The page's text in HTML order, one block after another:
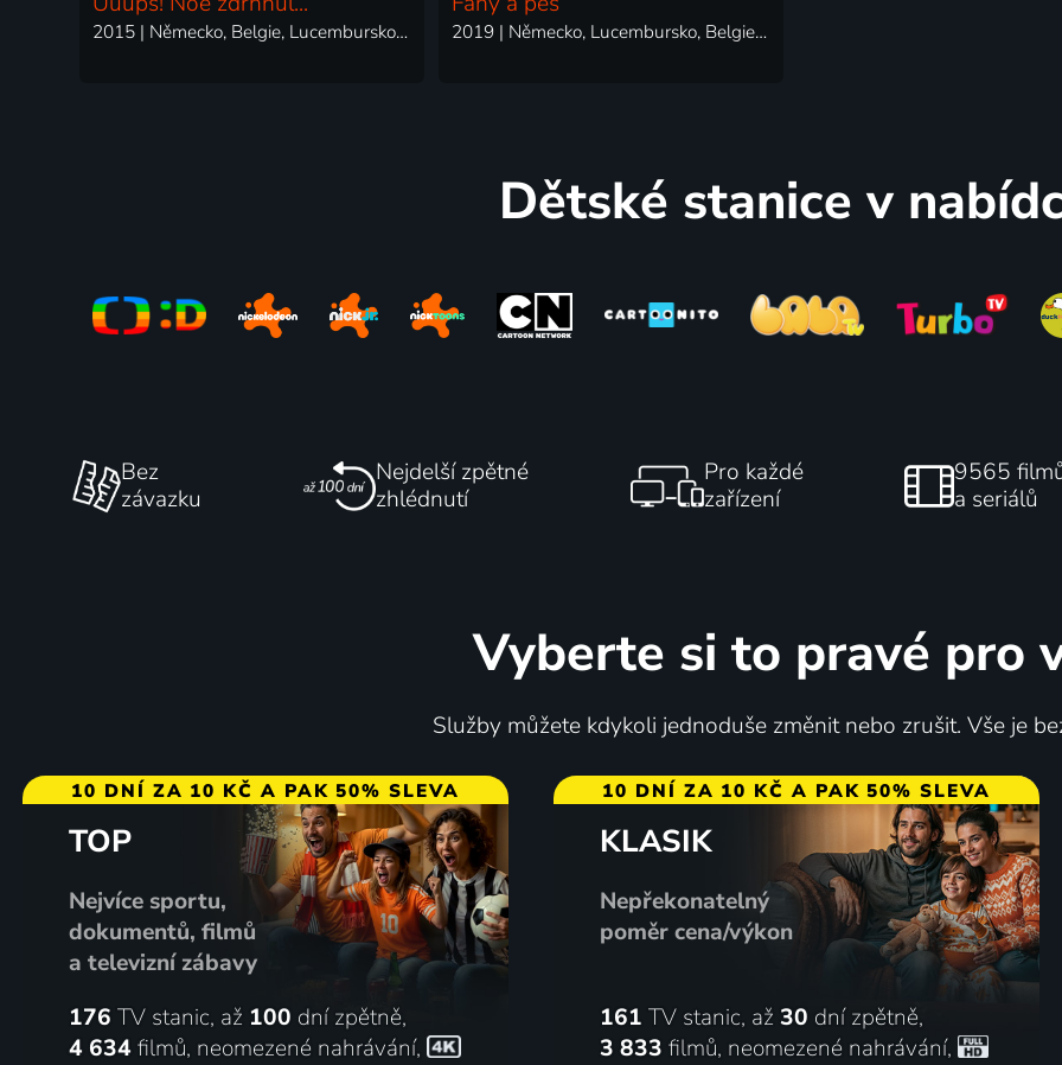
2015 | Německo, Belgie, Lucembursko, Irsko | Animovaný, Dobrodružný, Komedie 2019 | Německo, Lucembursko, Belgie, Česká republika | Animovaný
Dětské stanice v
Bez
závazku
Nejdelší zpětné
zhlédnutí
Pro každé
zařízení
9565
a seriálů
Vyberte si to pravé pro
Služby můžete kdykoli jednoduše změnit nebo zrušit. Vše je
10 DNÍ ZA 10 KČ A PAK 50% SLEVA
TOP
Nejvíce sportu,
dokumentů, filmů
a televizní zábavy
176 TV stanic, až 100 dní zpětně,
4 634 filmů, neomezené nahrávání,
10 DNÍ ZA 10 KČ A PAK 50% SLEVA
KLASIK
Nepřekonatelný
poměr cena/výkon
161 TV stanic, až 30 dní zpětně,
3 833 filmů, neomezené nahrávání,